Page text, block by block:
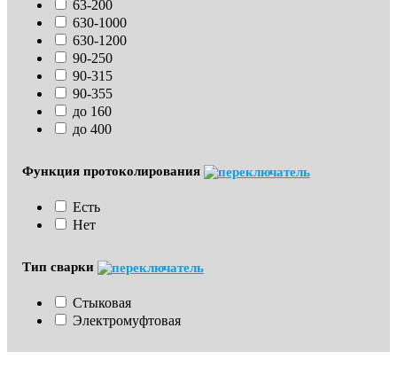
63-200
630-1000
630-1200
90-250
90-315
90-355
до 160
до 400
Функция протоколирования
Есть
Нет
Тип сварки
Стыковая
Электромуфтовая